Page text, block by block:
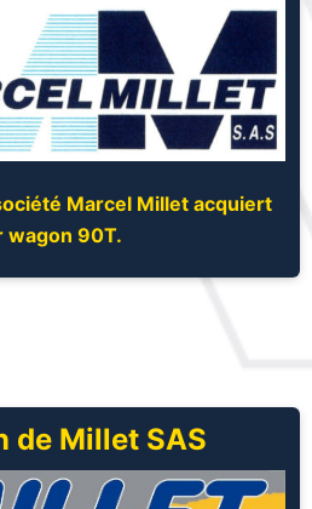
Marcel Millet acquiert
wagon 90T.
de Millet SAS